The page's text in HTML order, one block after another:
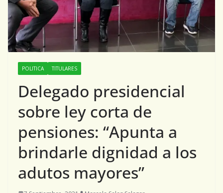
POLITICA TITULARES
Delegado presidencial
sobre ley corta de
pensiones: “Apunta a
brindarle dignidad a los
adutos mayores”